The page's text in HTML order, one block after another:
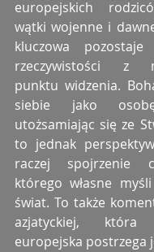
europejskich
wątki wojenne i
kluczowa
rzeczywistości z
punktu widzenia.
siebie jako
utożsamiając się ze
to jednak
raczej spojrzenie
którego własne
świat. To także
azjatyckiej,
europejska postrzega